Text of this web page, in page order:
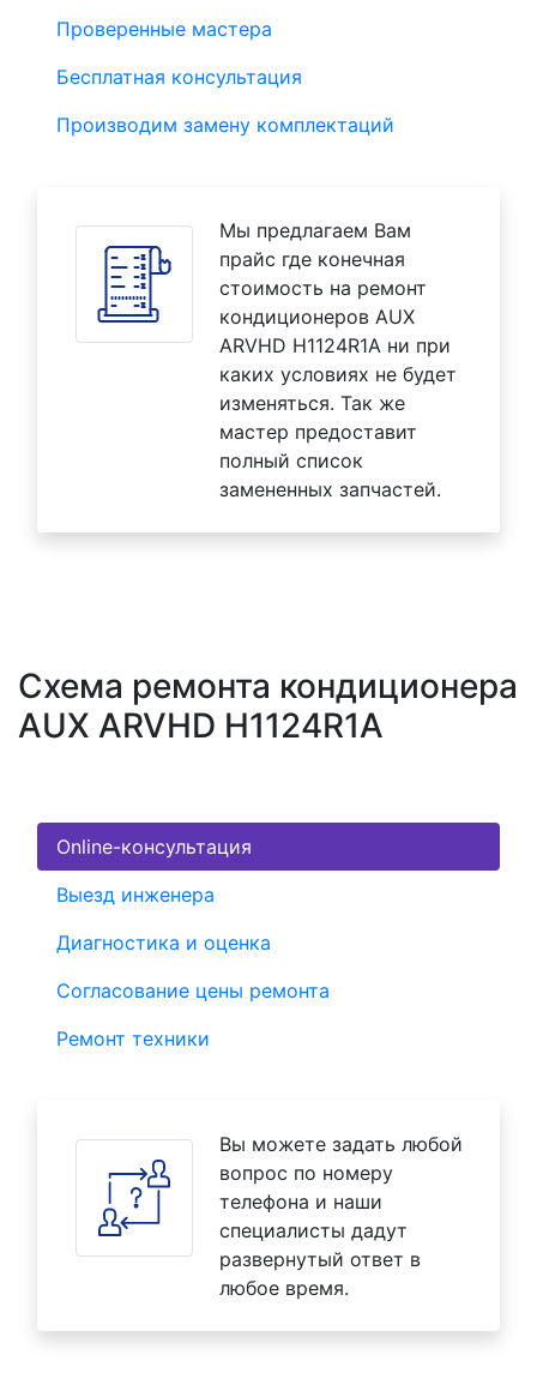
Проверенные мастера
Бесплатная консультация
Производим замену комплектаций
Мы предлагаем Вам
прайс где конечная
стоимость на ремонт
кондиционеров AUX
ARVHD H1124R1A ни при
каких условиях не будет
изменяться. Так же
мастер предоставит
полный список
замененных запчастей.
Схема ремонта кондиционера
AUX ARVHD H1124R1A
Online-консультация
Выезд инженера
Диагностика и оценка
Согласование цены ремонта
Ремонт техники
Вы можете задать любой
вопрос по номеру
телефона и наши
специалисты дадут
развернутый ответ в
любое время.